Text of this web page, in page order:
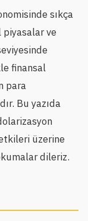
sıkça
piyasalar ve
finansal
para
Bu yazıda
üzerine
dileriz.